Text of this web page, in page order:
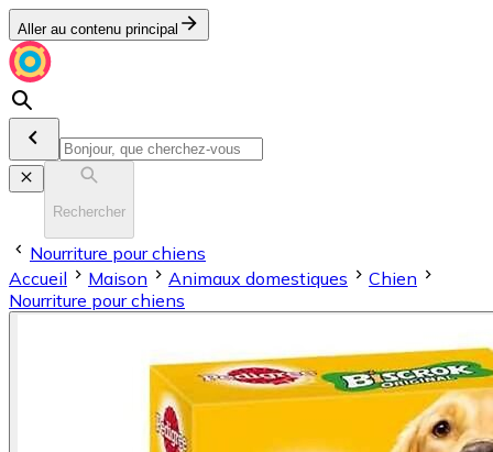
Aller au contenu principal
Rechercher
Nourriture pour chiens
Accueil
Maison Animaux domestiques
Chien
Nourriture pour chiens